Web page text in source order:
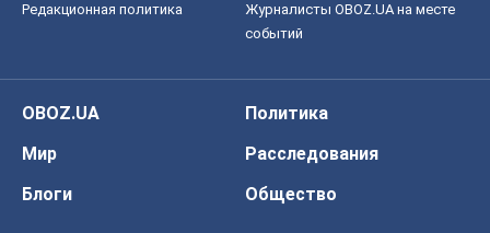
Редакционная политика
Журналисты OBOZ.UA на месте
событий
OBOZ.UA
Политика
Мир
Расследования
Блоги
Общество